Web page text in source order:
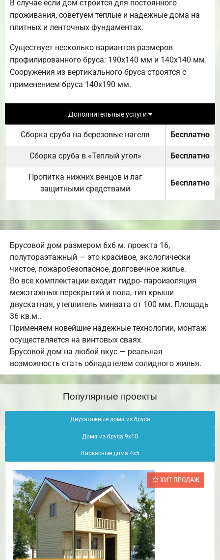
В случае если дом строится для постоянного
проживания, советуем теплые и надежные дома на
плитных и ленточных фундаментах.
Существует несколько вариантов размеров
профилированного бруса: 190х140 мм и 140х140 мм.
Сооружения из вертикального бруса строятся с
применением бруса 140х190 мм.
Дополнительные услуги
Сборка сруба на березовые нагеля Бесплатно
Сборка сруба в «Теплый угол» Бесплатно
Пропитка нижних венцов и лаг
защитными средствами
Бесплатно
Брусовой дом размером 6х6 м. проекта 16,
полутораэтажный — это красивое, экологически
чистое, пожаробезопасное, долговечное жилье.
Во все комплектации входит гидро- пароизоляция
межэтажных перекрытий и пола, тип крыши
двускатная, утеплитель минвата от 100 мм. Площадь
36 кв.м..
Применяем новейшие надежные технологии, монтаж
осуществляется на винтовых сваях.
Брусовой дом на любой вкус — реальная
возможность стать обладателем солидного жилья.
Популярные проекты
Двухэтажные дома из бруса
Дома из бруса 9х10
Каркасные дома 4х5
ХИТ ПРОДАЖ